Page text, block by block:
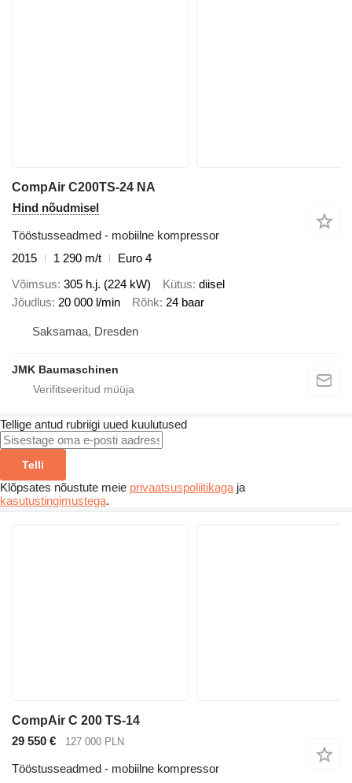
CompAir C200TS-24 NA
Hind nõudmisel
Tööstusseadmed - mobiilne kompressor
2015
1 290 m/t
Euro 4
Võimsus 305 h.j. (224 kW) Kütus diisel
Jõudlus 20 000 l/min Rõhk 24 baar
Saksamaa, Dresden
JMK Baumaschinen
Tellige antud rubriigi uued kuulutused
Telli
Klõpsates nõustute meie privaatsuspoliitikaga ja
kasutustingimustega.
CompAir C 200 TS-14
29 550 €
127 000 PLN
Tööstusseadmed - mobiilne kompressor